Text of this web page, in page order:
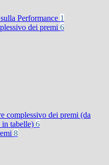
Performance 1
dei premi 6
complessivo dei premi (da
in tabelle) 6
8